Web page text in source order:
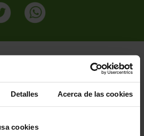
Detalles Acerca de las cookies
cookies
Relacionades